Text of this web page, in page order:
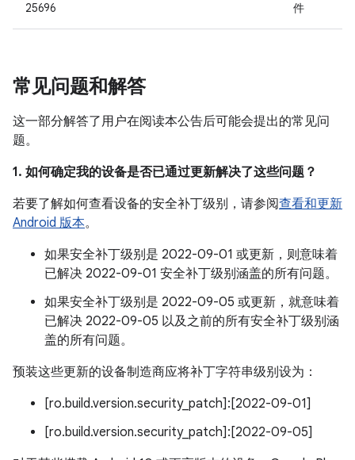
25696 件
常见问题和解答
这一部分解答了用户在阅读本公告后可能会提出的常见问
题。
1. 如何确定我的设备是否已通过更新解决了这些问题？
若要了解如何查看设备的安全补丁级别，请参阅查看和更新
Android 版本。
如果安全补丁级别是 2022-09-01 或更新，则意味着
已解决 2022-09-01 安全补丁级别涵盖的所有问题。
如果安全补丁级别是 2022-09-05 或更新，就意味着
已解决 2022-09-05 以及之前的所有安全补丁级别涵
盖的所有问题。
预装这些更新的设备制造商应将补丁字符串级别设为：
[ro.build.version.security_patch]:[2022-09-01]
[ro.build.version.security_patch]:[2022-09-05]